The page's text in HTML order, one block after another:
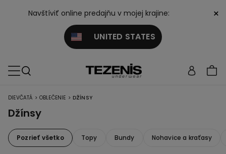
Navštíviť online predajňu v mojej krajine:
UNITED STATES
×
DIEVČATÁ > OBLEČENIE > DŽÍNSY
Džínsy
Pozrieť všetko Topy Bundy Nohavice a kraťasy